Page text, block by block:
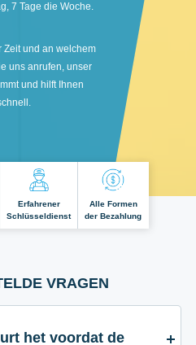
7 Tage die Woche.
Zeit und an welchem
uns anrufen, unser
und hilft Ihnen
Erfahrener
Schlüsseldienst
Alle Formen
der Bezahlung
VRAGEN